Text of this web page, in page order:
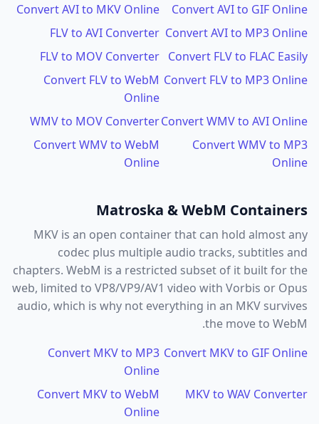
Convert AVI to GIF Online
Convert AVI to MKV Online
Convert AVI to MP3 Online
FLV to AVI Converter
Convert FLV to FLAC Easily
FLV to MOV Converter
Convert FLV to MP3 Online
Convert FLV to WebM
Online
Convert WMV to AVI Online
WMV to MOV Converter
Convert WMV to MP3
Online
Convert WMV to WebM
Online
Matroska & WebM Containers
MKV is an open container that can hold almost any
codec plus multiple audio tracks, subtitles and
chapters. WebM is a restricted subset of it built for the
web, limited to VP8/VP9/AV1 video with Vorbis or Opus
audio, which is why not everything in an MKV survives
the move to WebM.
Convert MKV to GIF Online
Convert MKV to MP3
Online
MKV to WAV Converter
Convert MKV to WebM
Online